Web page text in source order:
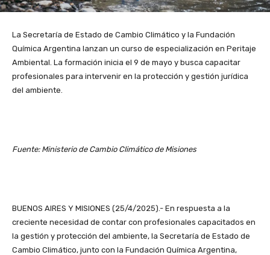
La Secretaría de Estado de Cambio Climático y la Fundación
Química Argentina lanzan un curso de especialización en Peritaje
Ambiental. La formación inicia el 9 de mayo y busca capacitar
profesionales para intervenir en la protección y gestión jurídica
del ambiente.
Fuente: Ministerio de Cambio Climático de Misiones
BUENOS AIRES Y MISIONES (25/4/2025).- En respuesta a la
creciente necesidad de contar con profesionales capacitados en
la gestión y protección del ambiente, la Secretaría de Estado de
Cambio Climático, junto con la Fundación Química Argentina,